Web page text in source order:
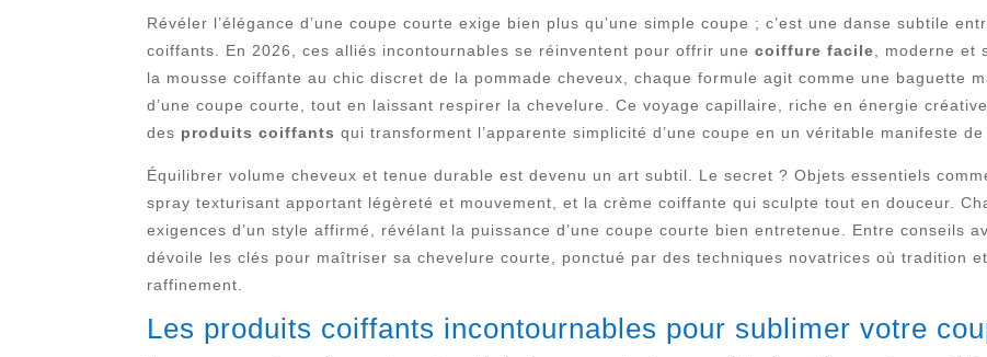
Révéler l’élégance d’une coupe courte exige bien plus qu’une simple coupe ; c’est une danse subtile
coiffants. En 2026, ces alliés incontournables se réinventent pour offrir unecoiffure facile , moderne
la mousse coiffante au chic discret de la pommade cheveux, chaque formule agit comme une baguette
d’une coupe courte, tout en laissant respirer la chevelure. Ce voyage capillaire, riche en énergie
des produits coiffants qui transforment l’apparente simplicité d’une coupe en un véritable manifeste
Équilibrer volume cheveux et tenue durable est devenu un art subtil. Le secret ? Objets essentiels
spray texturisant apportant légèreté et mouvement, et la crème coiffante qui sculpte tout en douceur.
exigences d’un style affirmé, révélant la puissance d’une coupe courte bien entretenue. Entre conseils
dévoile les clés pour maîtriser sa chevelure courte, ponctué par des techniques novatrices où tradition
raffinement.
Les produits coiffants incontournables pour sublimer votre